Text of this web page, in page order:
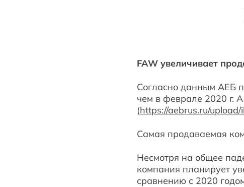
FAW увеличивает
Согласно данным АЕБ
чем в феврале 2020 г.
(https://aebrus.ru/
Самая продаваемая
Несмотря на общее
компания планирует
сравнению с 2020